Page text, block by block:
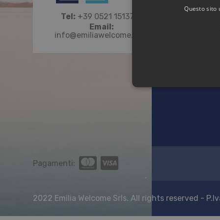
Tel: +39 0521 1513777
Email:
info@emiliawelcome.com
Privacy
Pagamenti:
2022 Emilia Welcome Srls. All rights reserved -
Questo sito